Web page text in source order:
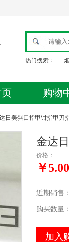
热门搜索： 烟
页 购物
日美斜口指甲钳指甲刀
金达
价格：
￥5.00
近期销售
购买数量
加入